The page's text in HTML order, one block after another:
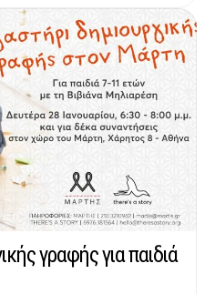
γραφής για παιδιά